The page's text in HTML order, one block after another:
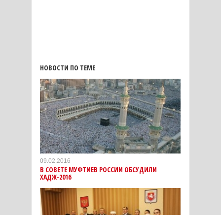
НОВОСТИ ПО ТЕМЕ
09.02.2016
В СОВЕТЕ МУФТИЕВ РОССИИ ОБСУДИЛИ
ХАДЖ-2016